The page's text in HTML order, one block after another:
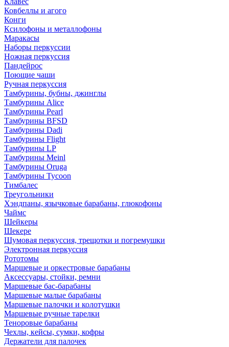
Ковбеллы и агого
Конги
Ксилофоны и металлофоны
Маракасы
Наборы перкуссии
Ножная перкуссия
Пандейрос
Поющие чаши
Ручная перкуссия
Тамбурины, бубны, джинглы
Тамбурины Alice
Тамбурины Pearl
Тамбурины BFSD
Тамбурины Dadi
Тамбурины Flight
Тамбурины LP
Тамбурины Meinl
Тамбурины Oruga
Тамбурины Tycoon
Тимбалес
Треугольники
Хэндпаны, язычковые барабаны, глюкофоны
Чаймс
Шейкеры
Шекере
Шумовая перкуссия, трещотки и погремушки
Электронная перкуссия
Рототомы
Маршевые и оркестровые барабаны
Аксессуары, стойки, ремни
Маршевые бас-барабаны
Маршевые малые барабаны
Маршевые палочки и колотушки
Маршевые ручные тарелки
Теноровые барабаны
Чехлы, кейсы, сумки, кофры
Держатели для палочек